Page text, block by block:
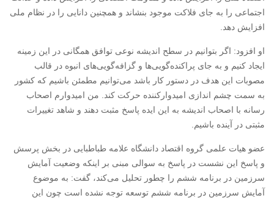
اجتماعی را به جای فلاکت موجود بنشاند و همچنین دانایی را در نظام ملی
افزایش دهد.
او افزود: اگر بتوانیم در سطح اندیشه نوعی توافق همگانی در این زمینه
ایجاد کنیم و به جای پراکنده‌گویی‌ها و گزافه‌گویی‌های انبوه در قالب
مصوبات این هدف در دستور کار باشد می‌توانیم مطمئن باشیم که کشور
به سمت چشم اندازی امیدوارکننده حرکت کند. من امیدوارم اصحاب
رسانه با اصحاب اندیشه به این ایده پاسخ مثبت دهند و شاهد تغییرات
مثبتی در آینده باشیم.
عضو هیات علمی گروه اقتصاد دانشگاه علامه طباطبایی در بخش پرسش
و پاسخ این نشست در پاسخ به سوالی مبنی بر اینکه وضعیت آمایش
سرزمین در برنامه ششم را چطور تحلیل می‌کند، گفت: به موضوع
آمایش سرزمین در برنامه ششم توسعه توجه نشده است چون این